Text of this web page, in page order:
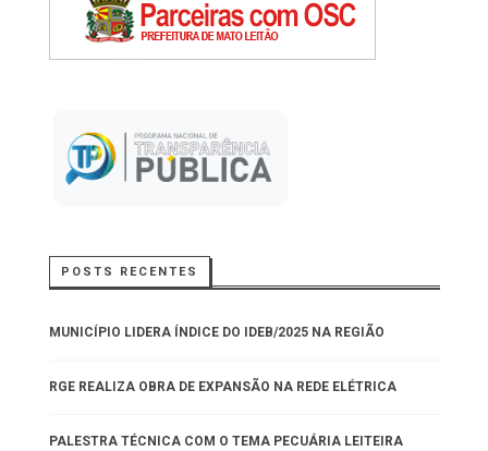
POSTS RECENTES
MUNICÍPIO LIDERA ÍNDICE DO IDEB/2025 NA REGIÃO
RGE REALIZA OBRA DE EXPANSÃO NA REDE ELÉTRICA
PALESTRA TÉCNICA COM O TEMA PECUÁRIA LEITEIRA